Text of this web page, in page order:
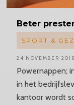
Beter
Powernappen;
in het
kantoor wordt
SPORT &
24 NOVEMBER 2018